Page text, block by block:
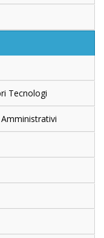
Tecnologi